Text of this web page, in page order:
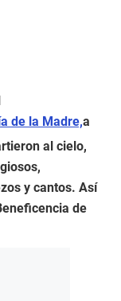
de la Madre,a
al cielo,
y cantos. Así
de